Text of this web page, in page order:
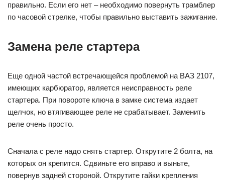
правильно. Если его нет – необходимо повернуть трамблер
по часовой стрелке, чтобы правильно выставить зажигание.
Замена реле стартера
Еще одной частой встречающейся проблемой на ВАЗ 2107,
имеющих карбюратор, является неисправность реле
стартера. При повороте ключа в замке система издает
щелчок, но втягивающее реле не срабатывает. Заменить
реле очень просто.
Сначала с реле надо снять стартер. Открутите 2 болта, на
которых он крепится. Сдвиньте его вправо и выньте,
повернув задней стороной. Открутите гайки крепления